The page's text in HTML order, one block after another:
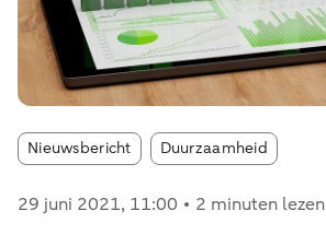
Nieuwsbericht Article tags:
Duurzaamheid
29 juni 2021, 11:00 2 minuten lezen